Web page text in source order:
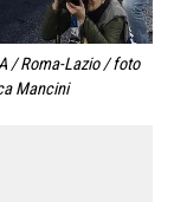
/ Roma-Lazio / foto
Mancini